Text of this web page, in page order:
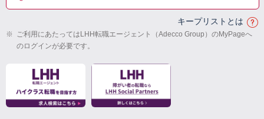
キープリストとは
※ ご利用にあたってはLHH転職エージェント（Adecco Group）のMyPageへ
のログインが必要です。